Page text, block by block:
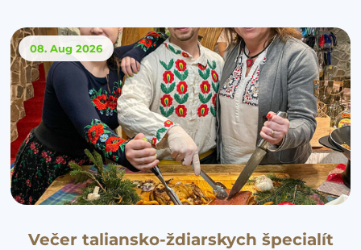
08. Aug 2026
Večer taliansko-ždiarskych špecialít